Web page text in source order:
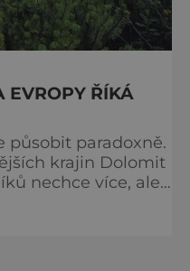
EVROPY ŘÍKÁ
působit paradoxně.
krajin Dolomit
nechce více, ale
léta 2026 nová